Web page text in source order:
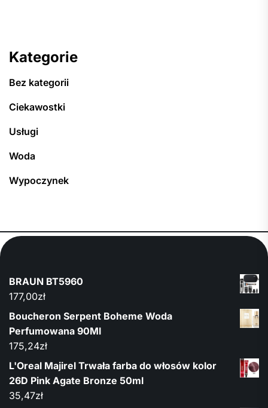
Kategorie
Bez kategorii
Ciekawostki
Usługi
Woda
Wypoczynek
BRAUN BT5960
177,00zł
Boucheron Serpent Boheme Woda
Perfumowana 90Ml
175,24zł
L'Oreal Majirel Trwała farba do włosów kolor
26D Pink Agate Bronze 50ml
35,47zł